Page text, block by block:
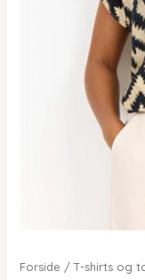
Forside /T-shirts og